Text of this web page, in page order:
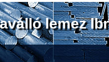
lemez